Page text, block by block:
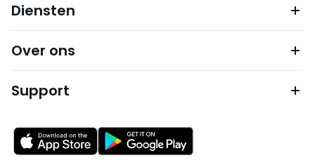
Diensten
Over ons
Support